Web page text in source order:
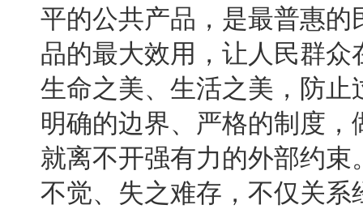
平的公共产品，是最普惠
品的最大效用，让人民群
生命之美、生活之美，防
明确的边界、严格的制度
就离不开强有力的外部约
不觉、失之难存，不仅关